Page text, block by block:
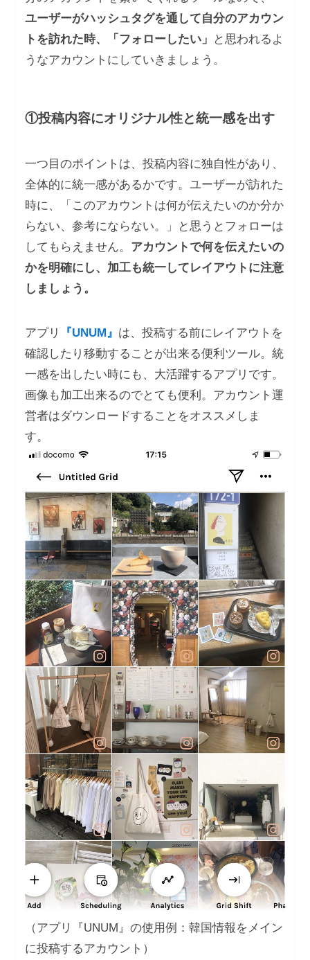
ユーザーがハッシュタグを通して自分のアカウン
トを訪れた時、「フォローしたい」
と思われるよ
うなアカウントにしていきましょう。
①投稿内容にオリジナル性と統一感を出す
一つ目のポイントは、投稿内容に独自性があり、
全体的に統一感があるかです。ユーザーが訪れた
時に、「このアカウントは何が伝えたいのか分か
らない、参考にならない。」と思うとフォローは
してもらえません。 アカウントで何を伝えたいの
かを明確にし、加工も統一してレイアウトに注意
しましょう。
アプリ 『UNUM』 は、投稿する前にレイアウトを
確認したり移動することが出来る便利ツール。統
一感を出したい時にも、大活躍するアプリです。
画像も加工出来るのでとても便利。アカウント運
営者はダウンロードすることをオススメしま
す。
（アプリ『UNUM』の使用例：韓国情報をメイン
に投稿するアカウント）